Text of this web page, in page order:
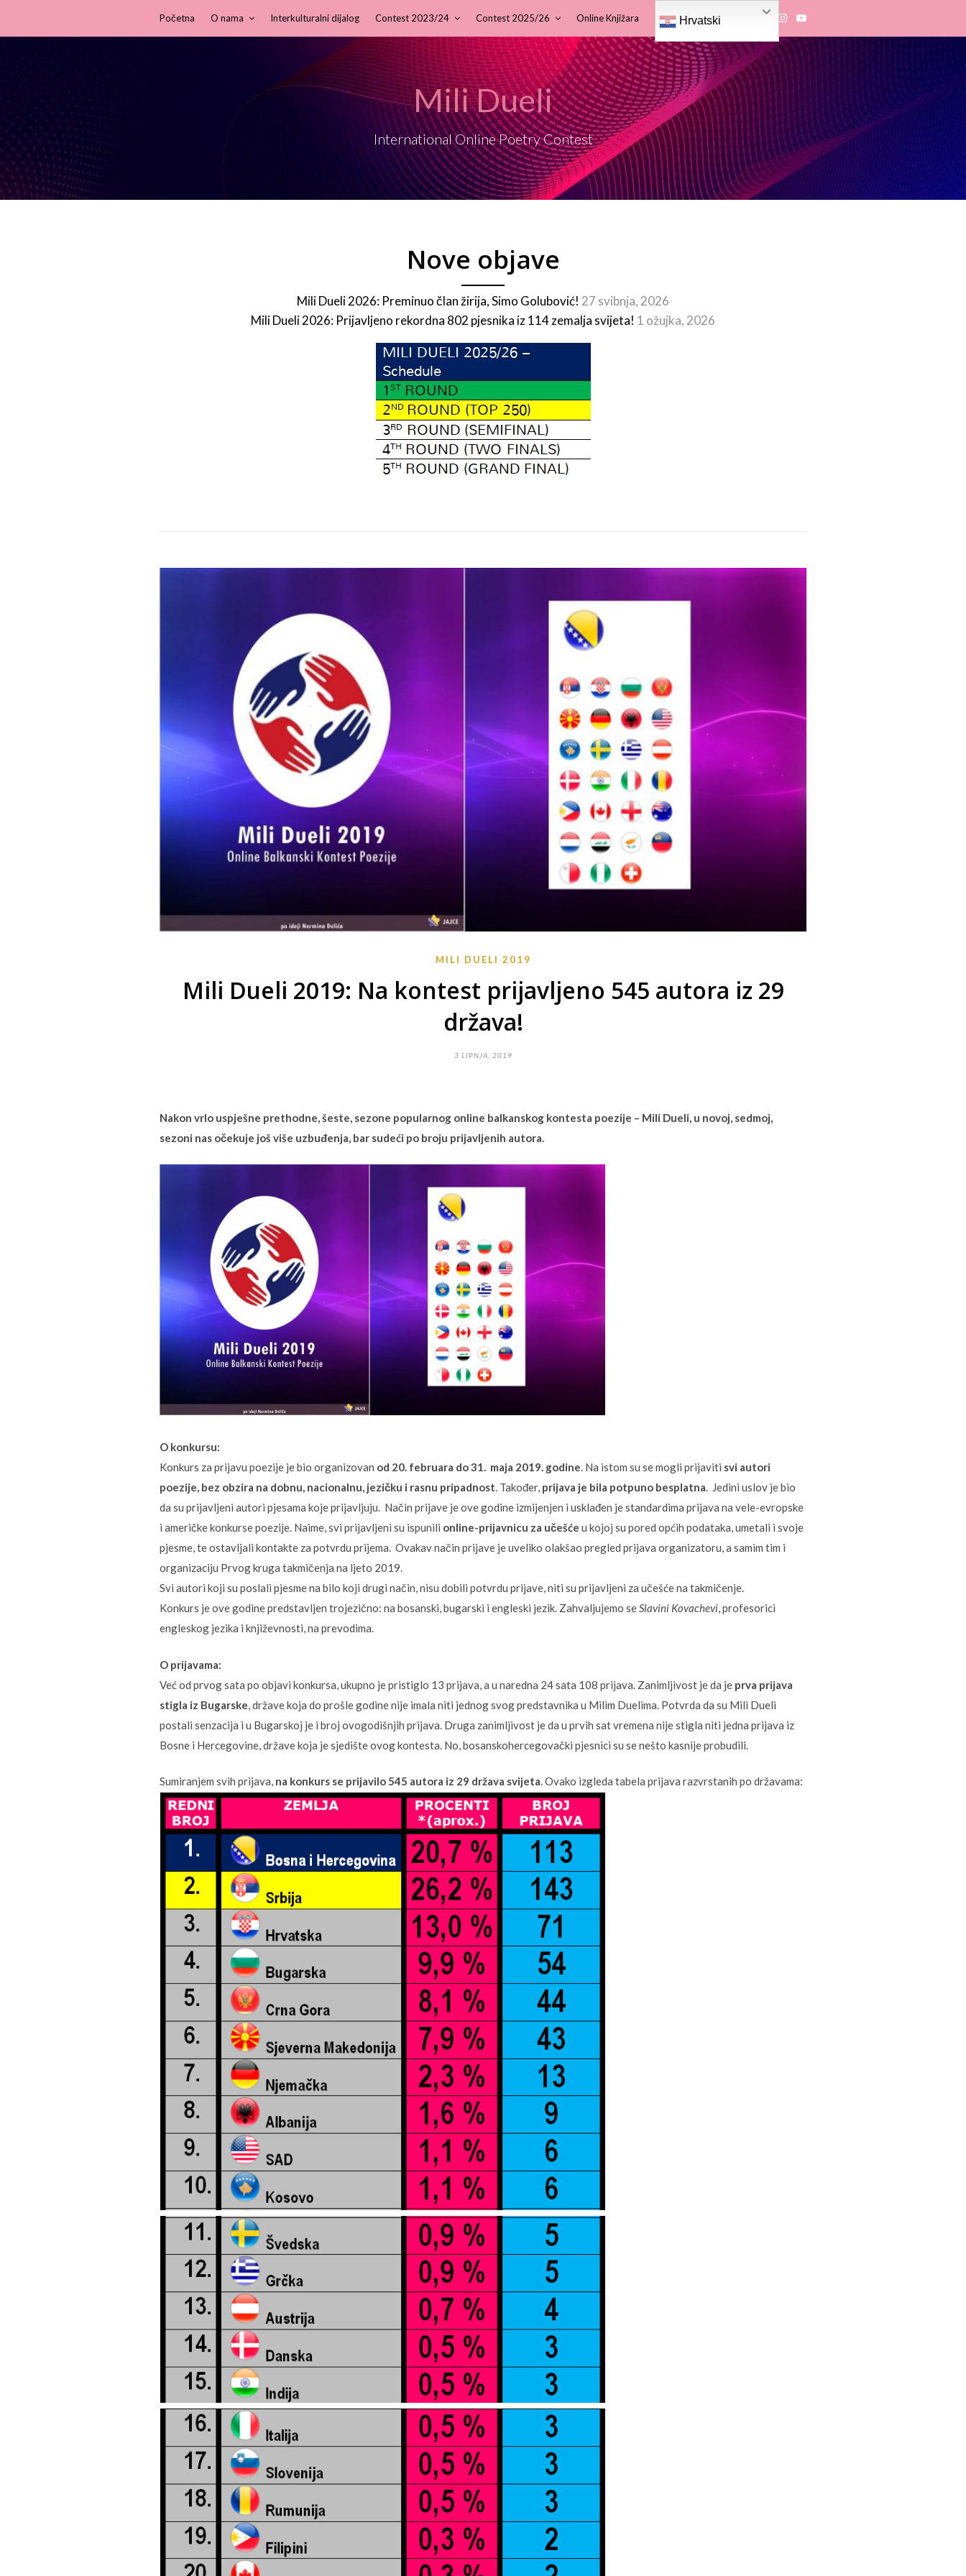
Početna O nama Interkulturalni dijalog Contest 2023/24 Contest 2025/26 Online Knjižara Hrvatski
Mili Dueli
International Online Poetry Contest
Nove objave
Mili Dueli 2026: Preminuo član žirija, Simo Golubović! 27 svibnja, 2026
Mili Dueli 2026: Prijavljeno rekordna 802 pjesnika iz 114 zemalja svijeta! 1 ožujka, 2026
MILI DUELI 2019
Mili Dueli 2019: Na kontest prijavljeno 545 autora iz 29
država!
3 LIPNJA, 2019
Nakon vrlo uspješne prethodne, šeste, sezone popularnog online balkanskog kontesta poezije – Mili Dueli, u novoj, sedmoj,
sezoni nas očekuje još više uzbuđenja, bar sudeći po broju prijavljenih autora.
O konkursu:
Konkurs za prijavu poezije je bio organizovan od 20. februara do 31. maja 2019. godine. Na istom su se mogli prijaviti svi autori
poezije, bez obzira na dobnu, nacionalnu, jezičku i rasnu pripadnost. Također, prijava je bila potpuno besplatna. Jedini uslov je bio
da su prijavljeni autori pjesama koje prijavljuju. Način prijave je ove godine izmijenjen i usklađen je standardima prijava na vele-evropske
i američke konkurse poezije. Naime, svi prijavljeni su ispunili online-prijavnicu za učešće u kojoj su pored općih podataka, umetali i svoje
pjesme, te ostavljali kontakte za potvrdu prijema. Ovakav način prijave je uveliko olakšao pregled prijava organizatoru, a samim tim i
organizaciju Prvog kruga takmičenja na ljeto 2019.
Svi autori koji su poslali pjesme na bilo koji drugi način, nisu dobili potvrdu prijave, niti su prijavljeni za učešće na takmičenje.
Konkurs je ove godine predstavljen trojezično: na bosanski, bugarski i engleski jezik. Zahvaljujemo seSlavini Kovachevi, profesorici
engleskog jezika i književnosti, na prevodima.
O prijavama:
Već od prvog sata po objavi konkursa, ukupno je pristiglo 13 prijava, a u naredna 24 sata 108 prijava. Zanimljivost je da je prva prijava
stigla iz Bugarske , države koja do prošle godine nije imala niti jednog svog predstavnika u Milim Duelima. Potvrda da su Mili Dueli
postali senzacija i u Bugarskoj je i broj ovogodišnjih prijava. Druga zanimljivost je da u prvih sat vremena nije stigla niti jedna prijava iz
Bosne i Hercegovine, države koja je sjedište ovog kontesta. No, bosanskohercegovački pjesnici su se nešto kasnije probudili.
Sumiranjem svih prijava, na konkurs se prijavilo 545 autora iz 29 država svijeta. Ovako izgleda tabela prijava razvrstanih po državama: